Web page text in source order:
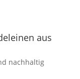
aus
nachhaltig